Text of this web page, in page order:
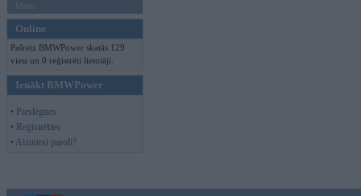
Moto
Online
Pašreiz BMWPower skatās 129
viesi un 0 reģistrēti lietotāji.
Ienākt BMWPower
• Pieslēgties
• Reģistrēties
• Aizmirsi paroli?